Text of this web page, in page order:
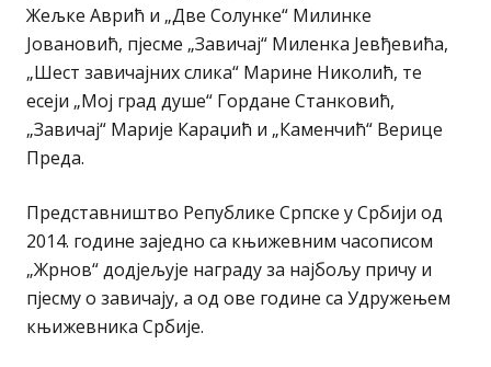
Жељке Аврић и „Две Солунке“ Милинке
Јовановић, пјесме „Завичај“ Миленка Јевђевића,
„Шест завичајних слика“ Марине Николић, те
есеји „Мој град душе“ Гордане Станковић,
„Завичај“ Марије Караџић и „Каменчић“ Верице
Преда.
Представништво Републике Српске у Србији од
2014. године заједно са књижевним часописом
„Жрнов“ додјељује награду за најбољу причу и
пјесму о завичају, а од ове године са Удружењем
књижевника Србије.